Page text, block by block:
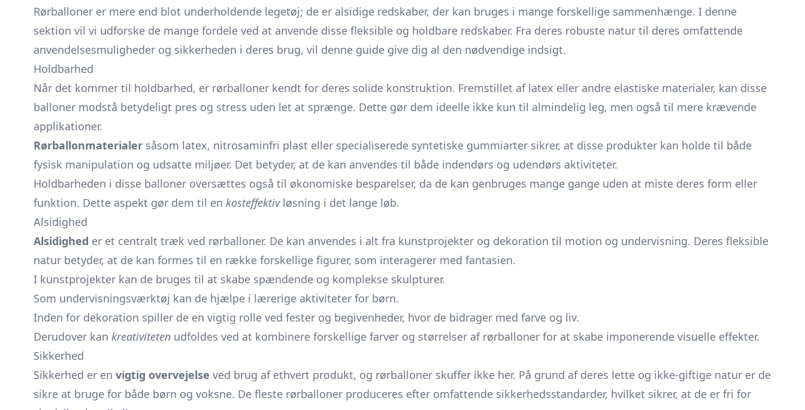
Rørballoner er mere end blot underholdende legetøj; de er alsidige redskaber, der kan bruges i mange forskellige sammenhænge. I denne
sektion vil vi udforske de mange fordele ved at anvende disse fleksible og holdbare redskaber. Fra deres robuste natur til deres omfattende
anvendelsesmuligheder og sikkerheden i deres brug, vil denne guide give dig al den nødvendige indsigt.
Holdbarhed
Når det kommer til holdbarhed, er rørballoner kendt for deres solide konstruktion. Fremstillet af latex eller andre elastiske materialer, kan disse
balloner modstå betydeligt pres og stress uden let at sprænge. Dette gør dem ideelle ikke kun til almindelig leg, men også til mere krævende
applikationer.
Rørballonmaterialer såsom latex, nitrosaminfri plast eller specialiserede syntetiske gummiarter sikrer, at disse produkter kan holde til både
fysisk manipulation og udsatte miljøer. Det betyder, at de kan anvendes til både indendørs og udendørs aktiviteter.
Holdbarheden i disse balloner oversættes også til økonomiske besparelser, da de kan genbruges mange gange uden at miste deres form eller
funktion. Dette aspekt gør dem til en kosteffektivløsning i det lange løb.
Alsidighed
Alsidighed er et centralt træk ved rørballoner. De kan anvendes i alt fra kunstprojekter og dekoration til motion og undervisning. Deres fleksible
natur betyder, at de kan formes til en række forskellige figurer, som interagerer med fantasien.
I kunstprojekter kan de bruges til at skabe spændende og komplekse skulpturer.
Som undervisningsværktøj kan de hjælpe i lærerige aktiviteter for børn.
Inden for dekoration spiller de en vigtig rolle ved fester og begivenheder, hvor de bidrager med farve og liv.
Derudover kan kreativiteten udfoldes ved at kombinere forskellige farver og størrelser af rørballoner for at skabe imponerende visuelle effekter.
Sikkerhed
Sikkerhed er en vigtig overvejelse ved brug af ethvert produkt, og rørballoner skuffer ikke her. På grund af deres lette og ikke-giftige natur er de
sikre at bruge for både børn og voksne. De fleste rørballoner produceres efter omfattende sikkerhedsstandarder, hvilket sikrer, at de er fri for